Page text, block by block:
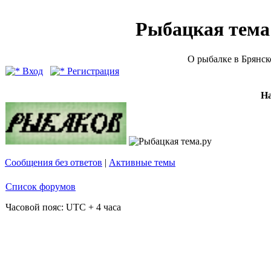
Рыбацкая
О рыбалке в
Вход
Регистрация
Сообщения без ответов | Активные темы
Список форумов
Часовой пояс: UTC + 4 часа